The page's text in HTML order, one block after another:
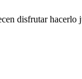
disfrutar